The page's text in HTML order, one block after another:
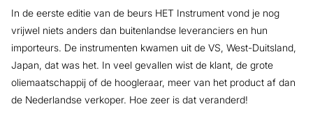
In de eerste editie van de beurs HET Instrument vond je nog
vrijwel niets anders dan buitenlandse leveranciers en hun
importeurs. De instrumenten kwamen uit de VS, West-Duitsland,
Japan, dat was het. In veel gevallen wist de klant, de grote
oliemaatschappij of de hoogleraar, meer van het product af dan
de Nederlandse verkoper. Hoe zeer is dat veranderd!